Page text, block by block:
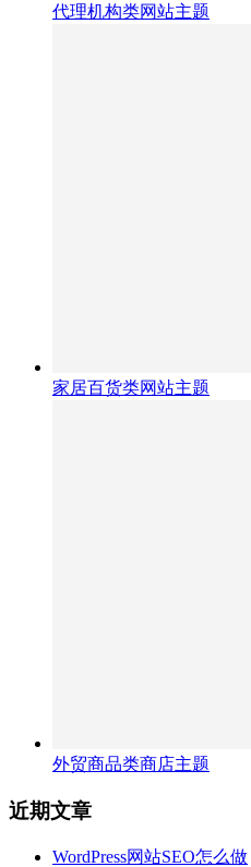
代理机构类网站主题
家居百货类网站主题
外贸商品类商店主题
近期文章
WordPress网站SEO怎么做